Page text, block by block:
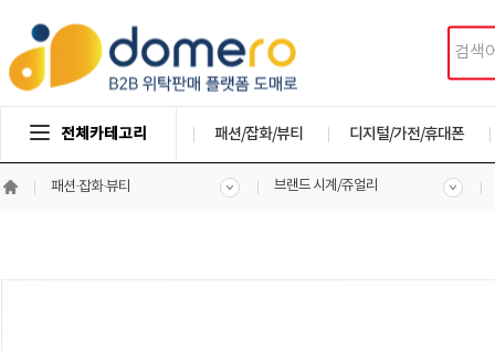
전체카테고리 패션/잡화/뷰티 디지털/가전/휴대폰
패션·잡화·뷰티 브랜드 시계/쥬얼리